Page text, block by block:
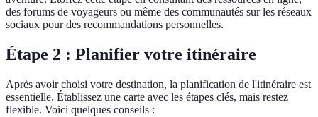
des forums de voyageurs ou même des communautés sur les réseaux
sociaux pour des recommandations personnelles.
Étape 2 : Planifier votre itinéraire
Après avoir choisi votre destination, la planification de l'itinéraire est
essentielle. Établissez une carte avec les étapes clés, mais restez
flexible. Voici quelques conseils :